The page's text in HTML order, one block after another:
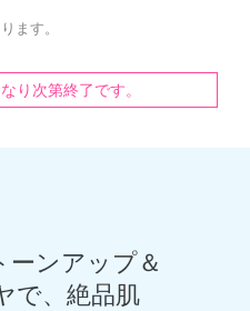
ます。
り次第終了です。
ンアップ＆
で、絶品肌